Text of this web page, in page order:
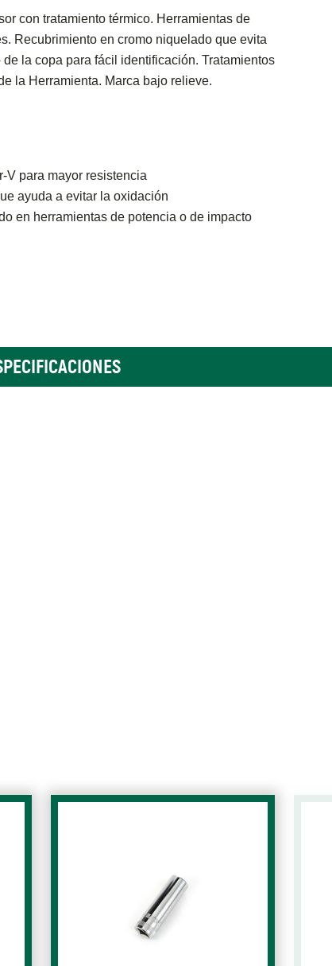
con tratamiento térmico. Herramientas de
Recubrimiento en cromo niquelado que evita
la copa para fácil identificación. Tratamientos
la Herramienta. Marca bajo relieve.
V para mayor resistencia
ayuda a evitar la oxidación
en herramientas de potencia o de impacto